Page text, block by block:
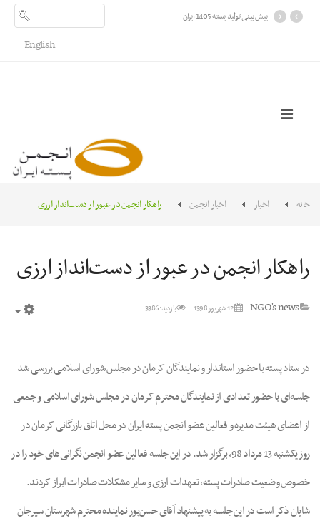
›
‹
English
خانه اخبار اخبار انجمن راهکار انجمن در عبور از دست‌انداز ارزی
راهکار انجمن در عبور از دست‌انداز ارزی
NGO's news 12 شهریور 1398 بازدید: 3386
در ستاد پسته با حضور استاندار و نمایندگان کرمان در مجلس شورای اسلامی بررسی شد
جلسه‌ای با حضور تعدادی از نمایندگان محترم کرمان در مجلس شورای اسلامی و جمعی
از اعضای هیئت مدیره و فعالین عضو انجمن پسته ایران در محل اتاق بازرگانی کرمان در
روز یکشنبه 13 مرداد 98، برگزار شد. در این جلسه فعالین عضو انجمن نگرانی‌های خود را در
خصوص وضعیت صادرات پسته، تعهدات ارزی و سایر مشکلات صادرات ابراز کردند.
شایان ذکر است در این جلسه به پیشنهاد آقای حسن‌پور نماینده محترم شهرستان سیرجان